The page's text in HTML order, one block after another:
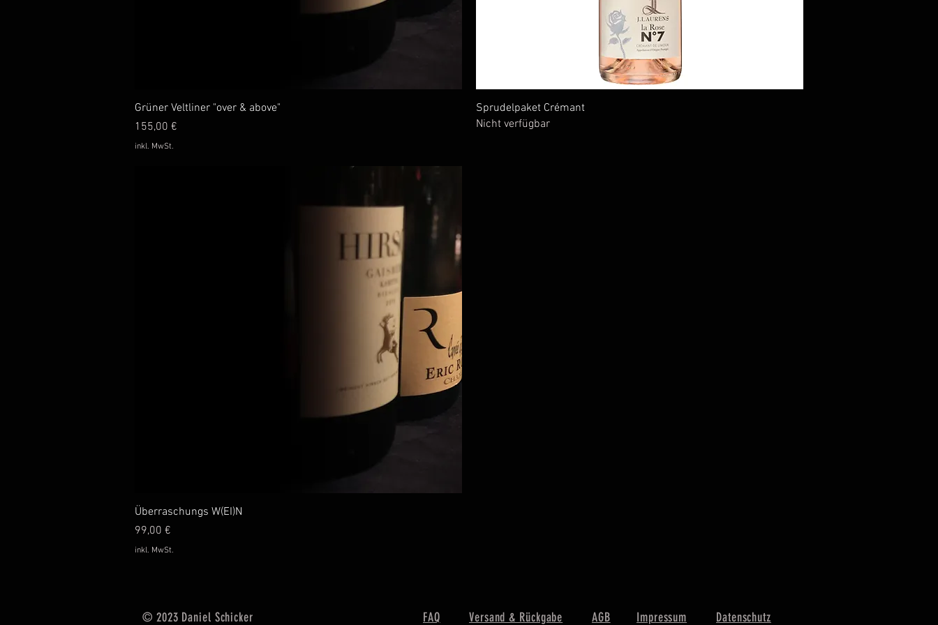
Schnellansicht
Grüner Veltliner "over & above"
Preis
155,00 €
inkl. MwSt.
Sprudelpaket Crémant
Nicht verfügbar
Überraschungs W(EI)N
Preis
99,00 €
inkl. MwSt.
© 2023 Daniel Schicker FAQ Versand & Rückgabe AGB Impressum Datenschutz